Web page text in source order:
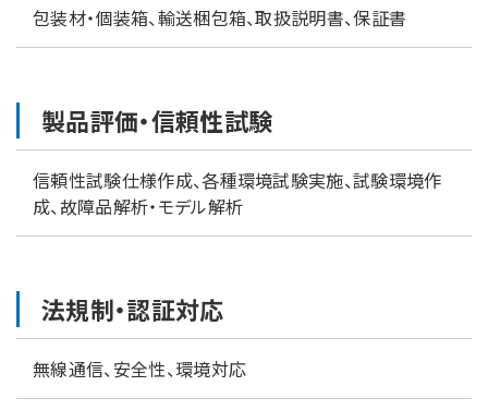
包装材・個装箱、輸送梱包箱、取扱説明書、保証書
製品評価・信頼性試験
信頼性試験仕様作成、各種環境試験実施、試験環境作
成、故障品解析・モデル解析
法規制・認証対応
無線通信、安全性、環境対応